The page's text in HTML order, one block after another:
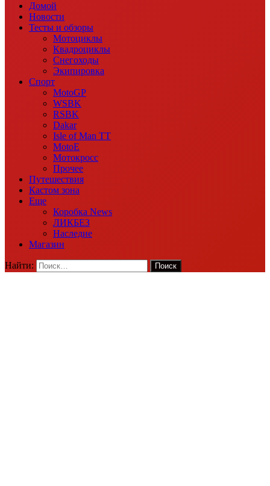
Домой
Новости
Тесты и обзоры
Мотоциклы
Квадроциклы
Снегоходы
Экипировка
Спорт
MotoGP
WSBK
RSBK
Dakar
Isle of Man TT
MotoE
Мотокросс
Прочее
Путешествия
Кастом зона
Еще
Коробка News
ЛИКБЕЗ
Наследие
Магазин
Найти: